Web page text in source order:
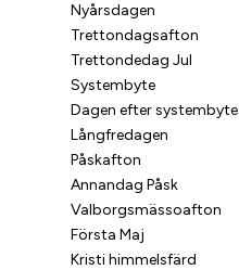
Nyårsdagen
Trettondagsafton
Trettondedag Jul
Systembyte
Dagen efter systembyte
Långfredagen
Påskafton
Annandag Påsk
Valborgsmässoafton
Första Maj
Kristi himmelsfärd